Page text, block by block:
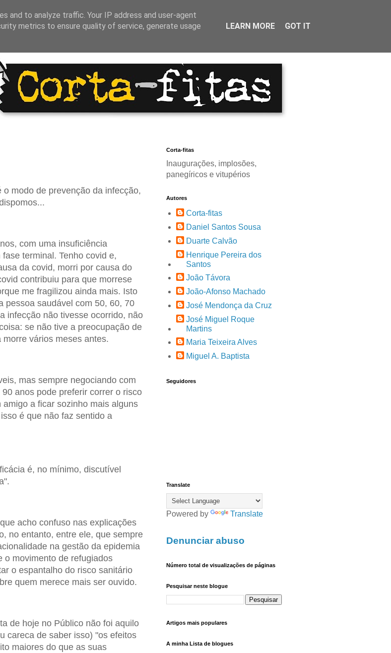
modo de prevenção da infecção,
com uma insuficiência
terminal. Tenho covid e,
da covid, morri por causa do
contribuiu para que morrese
me fragilizou ainda mais. Isto
pessoa saudável com 50, 60, 70
infecção não tivesse ocorrido, não
se não tive a preocupação de
vários meses antes.
mas sempre negociando com
anos pode preferir correr o risco
a ficar sozinho mais alguns
é que não faz sentido a
é, no mínimo, discutível
acho confuso nas explicações
no entanto, entre ele, que sempre
na gestão da epidemia
o movimento de refugiados
o espantalho do risco sanitário
quem merece mais ser ouvido.
de hoje no Público não foi aquilo
careca de saber isso) "os efeitos
maiores do que as suas
Corta-fitas
Inaugurações, implosões,
panegíricos e vitupérios
Autores
Corta-fitas
Daniel Santos Sousa
Duarte Calvão
Henrique Pereira dos
Santos
João Távora
João-Afonso Machado
José Mendonça da Cruz
José Miguel Roque
Martins
Maria Teixeira Alves
Miguel A. Baptista
Seguidores
Translate
Powered by Translate
Denunciar abuso
Número total de visualizações de páginas
Pesquisar neste blogue
Artigos mais populares
A minha Lista de blogues
and to analyze traffic. Your IP address and user-agent
metrics to ensure quality of service, generate usage
LEARN MORE GOT IT